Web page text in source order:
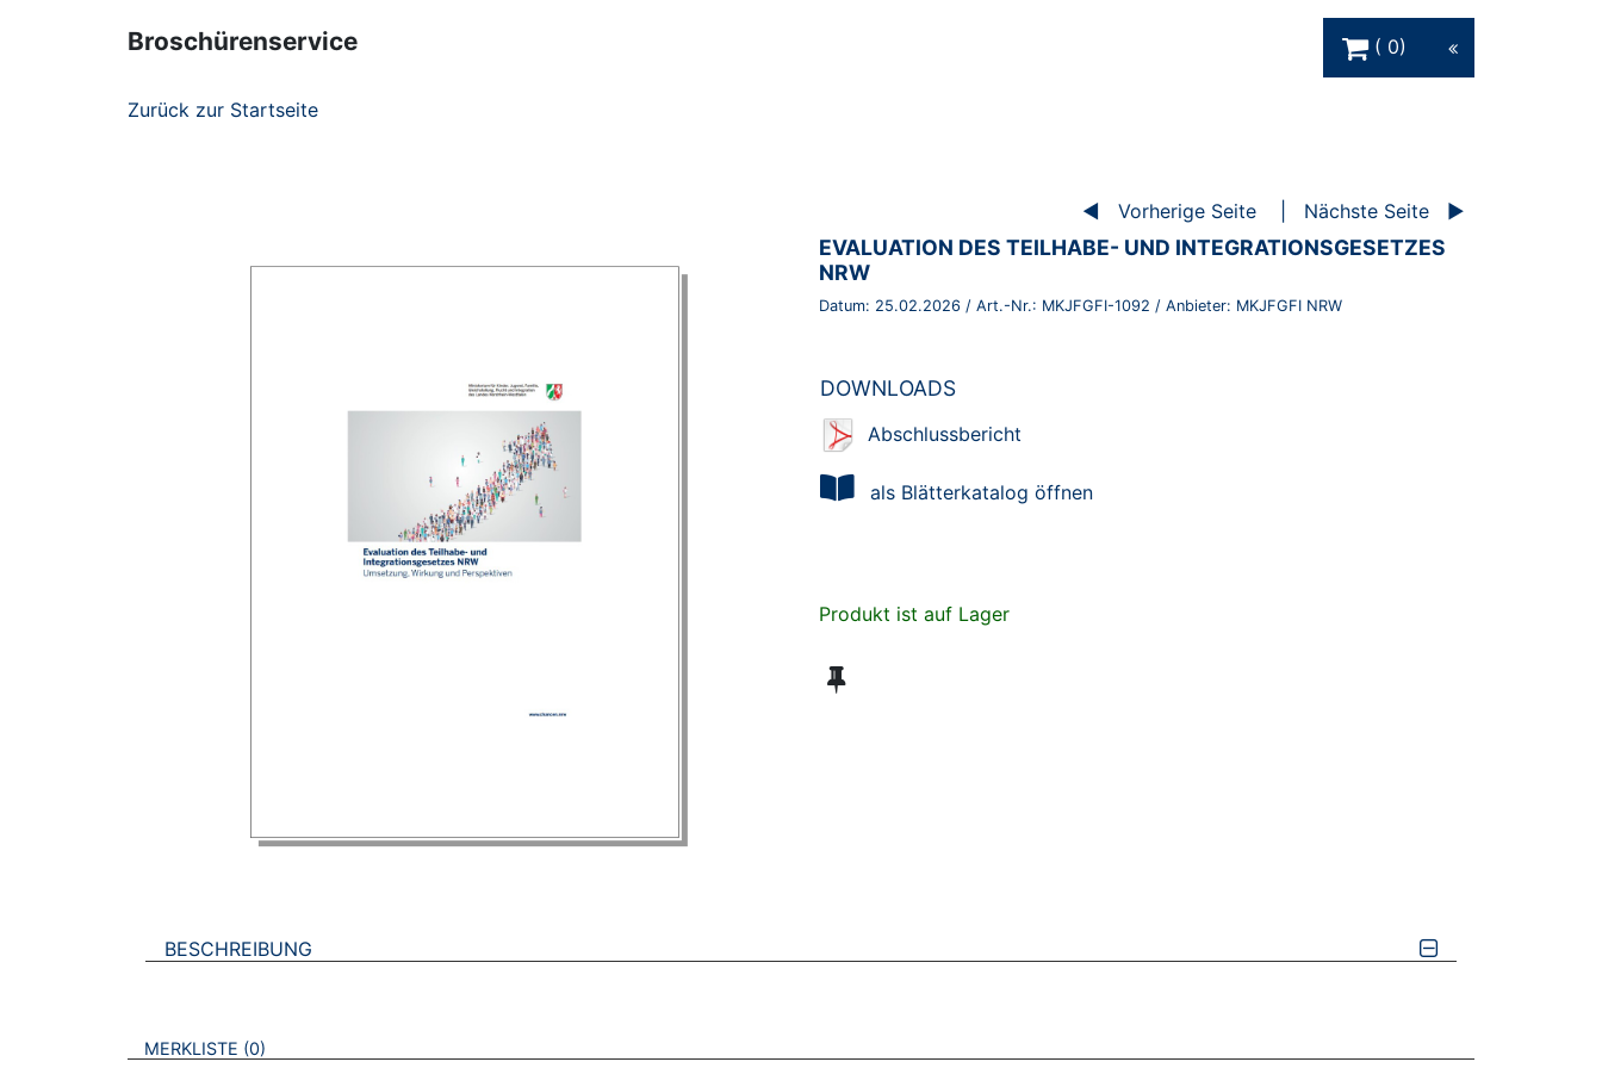
Broschürenservice
0
Zurück zur Startseite
Vorherige Seite Nächste Seite
BROSCHÜRE:
EVALUATION DES TEILHABE- UND INTEGRATIONSGESETZES
NRW
Datum: 25.02.2026 / Art.-Nr.: MKJFGFI-1092 / Anbieter: MKJFGFI NRW
DOWNLOADS
Abschlussbericht
als Blätterkatalog öffnen
Produkt ist auf Lager
BESCHREIBUNG
VERWEISE AUF VERMERKTE- ODER ZULETZT ANGESEHENE BROSCHÜREN
MERKLISTE 0